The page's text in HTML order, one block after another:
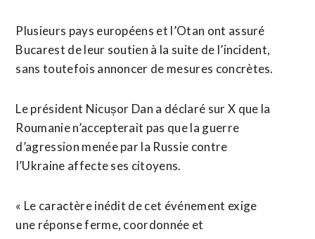
Plusieurs pays européens et l’Otan ont assuré ​
Bucarest de leur soutien à la suite ‌de l’incident,
sans toutefois annoncer de mesures concrètes.
Le président Nicușor Dan a déclaré sur X que la
Roumanie n’accepterait pas ​que la guerre
d’agression menée par la Russie contre
⁠l’Ukraine affecte ses citoyens.
« Le caractère inédit de cet événement exige
une réponse ferme, coordonnée et